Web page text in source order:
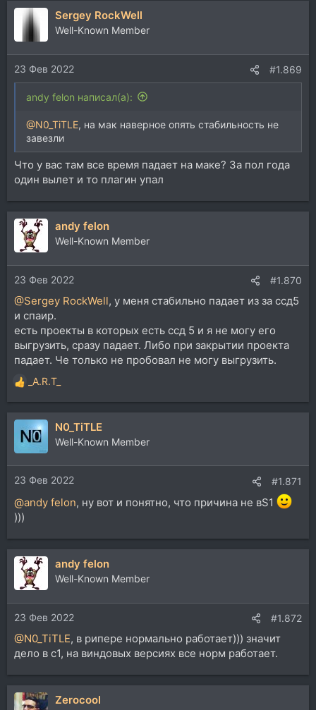
Sergey RockWell
Well-Known Member
23 Фев 2022 #1.869
andy felon написал(а):
@N0_TiTLE, на мак наверное опять стабильность не
завезли
Что у вас там все время падает на маке? За пол года
один вылет и то плагин упал
andy felon
Well-Known Member
23 Фев 2022 #1.870
@Sergey RockWell, у меня стабильно падает из за ссд5
и спаир.
есть проекты в которых есть ссд 5 и я не могу его
выгрузить, сразу падает. Либо при закрытии проекта
падает. Че только не пробовал не могу выгрузить.
Р
е
а
и
и
:
_A.R.T_
N0_TiTLE
Well-Known Member
23 Фев 2022 #1.871
@andy felon, ну вот и понятно, что причина не вS1
)))
andy felon
Well-Known Member
23 Фев 2022 #1.872
@N0_TiTLE, в рипере нормально работает))) значит
дело в с1, на виндовых версиях все норм работает.
Zerocool